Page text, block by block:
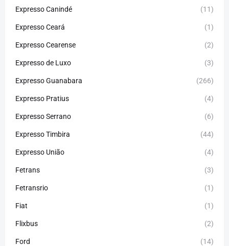
Expresso Canindé (11)
Expresso Ceará (1)
Expresso Cearense (2)
Expresso de Luxo (3)
Expresso Guanabara (266)
Expresso Pratius (4)
Expresso Serrano (6)
Expresso Timbira (44)
Expresso União (4)
Fetrans (3)
Fetransrio (1)
Fiat (1)
Flixbus (2)
Ford (14)